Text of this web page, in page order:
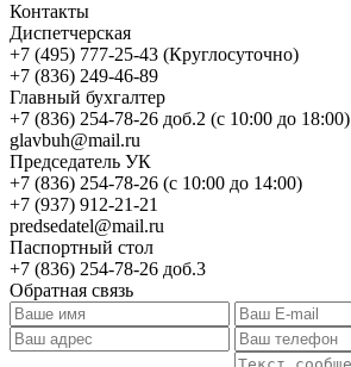
Контакты
Диспетчерская
+7 (495) 777-25-43 (Круглосуточно)
+7 (836) 249-46-89
Главный бухгалтер
+7 (836) 254-78-26 доб.2 (с 10:00 до 18:00)
glavbuh@mail.ru
Председатель УК
+7 (836) 254-78-26 (с 10:00 до 14:00)
+7 (937) 912-21-21
predsedatel@mail.ru
Паспортный стол
+7 (836) 254-78-26 доб.3
Обратная связь